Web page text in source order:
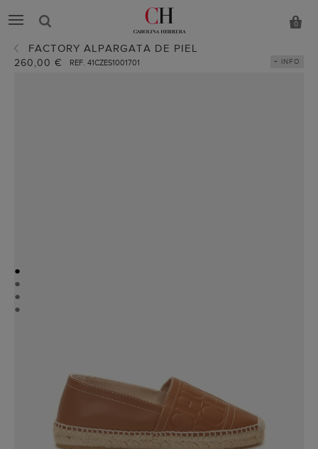
0
FACTORY ALPARGATA DE PIEL
260,00 € REF. 41CZES1001701 + INFO
●
●
●
●